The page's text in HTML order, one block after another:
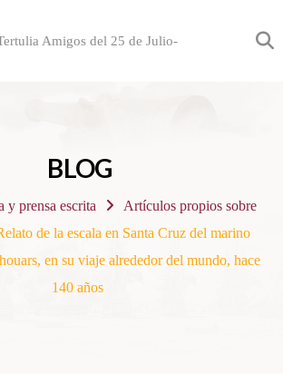
BLOG
y prensa escrita
Artículos propios sobre
de la escala en Santa Cruz del marino
en su viaje alrededor del mundo, hace
140 años